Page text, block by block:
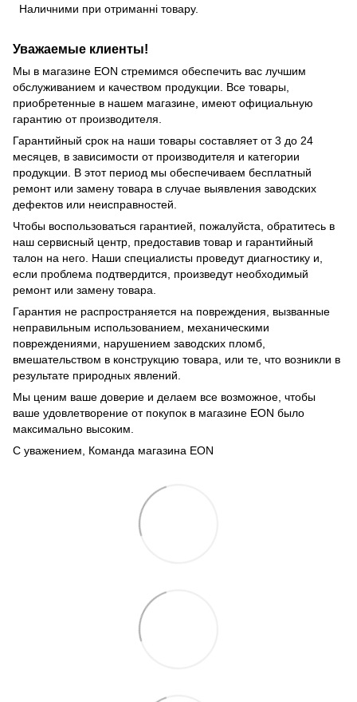
Наличними при отриманні товару.
Уважаемые клиенты!
Мы в магазине EON стремимся обеспечить вас лучшим
обслуживанием и качеством продукции. Все товары,
приобретенные в нашем магазине, имеют официальную
гарантию от производителя.
Гарантийный срок на наши товары составляет от 3 до 24
месяцев, в зависимости от производителя и категории
продукции. В этот период мы обеспечиваем бесплатный
ремонт или замену товара в случае выявления заводских
дефектов или неисправностей.
Чтобы воспользоваться гарантией, пожалуйста, обратитесь в
наш сервисный центр, предоставив товар и гарантийный
талон на него. Наши специалисты проведут диагностику и,
если проблема подтвердится, произведут необходимый
ремонт или замену товара.
Гарантия не распространяется на повреждения, вызванные
неправильным использованием, механическими
повреждениями, нарушением заводских пломб,
вмешательством в конструкцию товара, или те, что возникли в
результате природных явлений.
Мы ценим ваше доверие и делаем все возможное, чтобы
ваше удовлетворение от покупок в магазине EON было
максимально высоким.
С уважением, Команда магазина EON